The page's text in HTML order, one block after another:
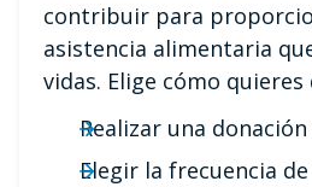
contribuir para
asistencia alimentaria
vidas. Elige cómo quieres
Realizar una
Elegir la frecuencia